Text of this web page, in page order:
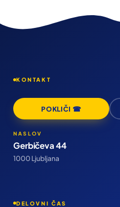
DELOVNI ČAS
KONTAKT
POKLIČI ☎
NASLOV
Gerbičeva 44
1000 Ljubljana